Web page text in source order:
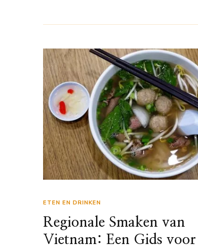
ETEN EN DRINKEN
Regionale Smaken van
Vietnam: Een Gids voor